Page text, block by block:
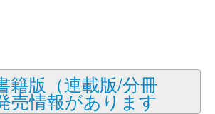
籍版（連載版/分冊
売情報があります